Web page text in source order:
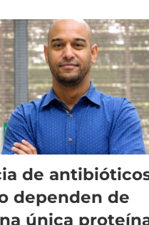
de
dependen de
única